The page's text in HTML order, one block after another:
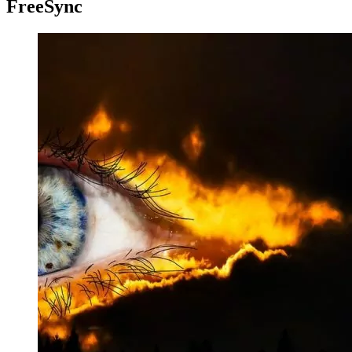
FreeSync